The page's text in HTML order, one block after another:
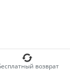
возврат